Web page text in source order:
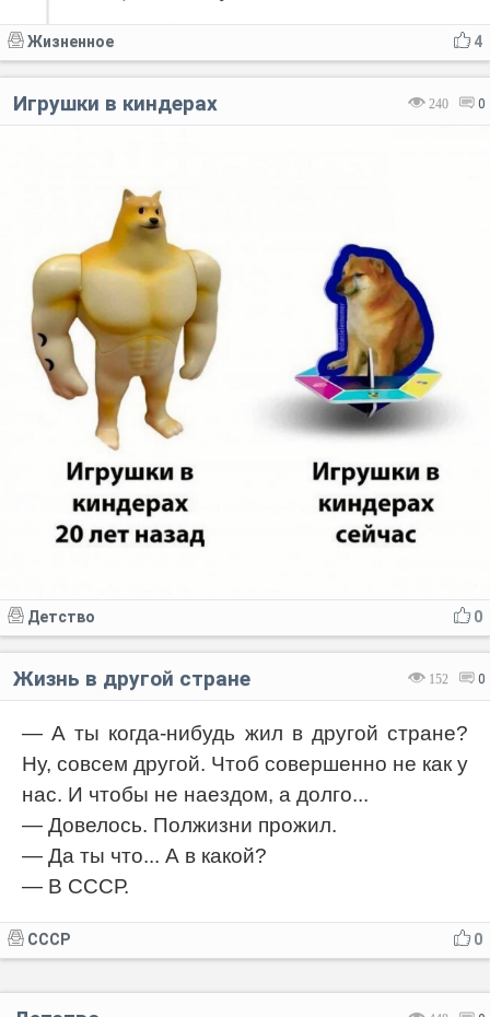
4
Жизненное
240 0
Игрушки в киндерах
0
Детство
152 0
Жизнь в другой стране
— А ты когда-нибудь жил в другой стране?
Ну, совсем другой. Чтоб совершенно не как у
нас. И чтобы не наездом, а долго...
— Довелось. Полжизни прожил.
— Да ты что... А в какой?
— В СССР.
0
СССР